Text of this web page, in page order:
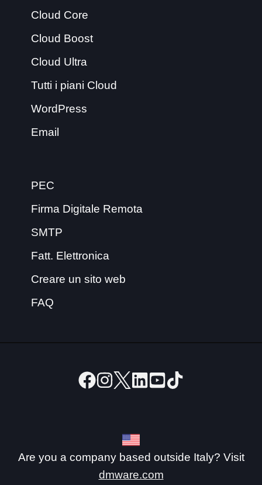
Cloud Core
Cloud Boost
Cloud Ultra
Tutti i piani Cloud
WordPress
Email
PEC
Firma Digitale Remota
SMTP
Fatt. Elettronica
Creare un sito web
FAQ
Are you a company based outside Italy? Visit
dmware.com